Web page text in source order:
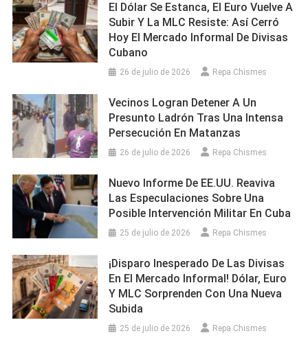
El Dólar Se Estanca, El Euro Vuelve A
Subir Y La MLC Resiste: Así Cerró
Hoy El Mercado Informal De Divisas
Cubano
26 de julio de 2026 Repa Chismes
Vecinos Logran Detener A Un
Presunto Ladrón Tras Una Intensa
Persecución En Matanzas
26 de julio de 2026 Repa Chismes
Nuevo Informe De EE.UU. Reaviva
Las Especulaciones Sobre Una
Posible Intervención Militar En Cuba
25 de julio de 2026 Repa Chismes
¡Disparo Inesperado De Las Divisas
En El Mercado Informal! Dólar, Euro
Y MLC Sorprenden Con Una Nueva
Subida
25 de julio de 2026 Repa Chismes